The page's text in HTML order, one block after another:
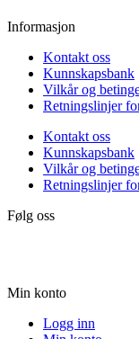
Informasjon
Kontakt oss
Kunnskapsbank
Vilkår og
Retningslinjer
Kontakt oss
Kunnskapsbank
Vilkår og
Retningslinjer
Følg oss
Min konto
Logg inn